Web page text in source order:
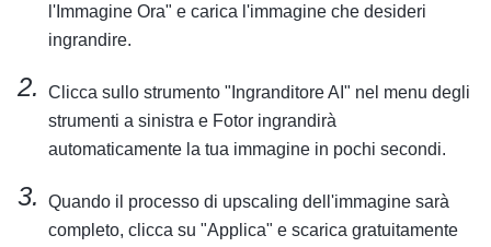
l'Immagine Ora" e carica l'immagine che desideri
ingrandire.
Clicca sullo strumento "Ingranditore AI" nel menu degli
strumenti a sinistra e Fotor ingrandirà
automaticamente la tua immagine in pochi secondi.
Quando il processo di upscaling dell'immagine sarà
completo, clicca su "Applica" e scarica gratuitamente